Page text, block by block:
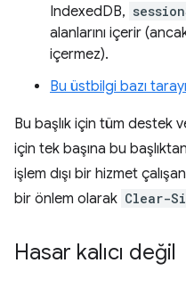
IndexedDB,
alanlarını içerir
içermez).
Bu üstbilgi bazı
Bu başlık için tüm destek
için tek başına bu
işlem dışı bir hizmet
bir önlem olarak Clear-
Hasar kalıcı değil